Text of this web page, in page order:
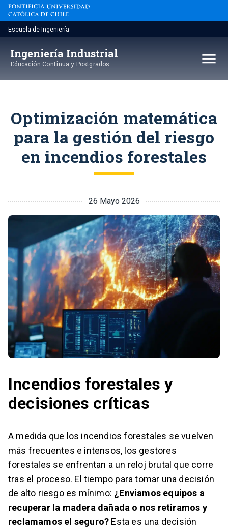
Saltar
contenido
Escuela de Ingeniería
Ingeniería Industrial
Educación Continua y Postgrados menu
Optimización matemática
para la gestión del riesgo
en incendios forestales
26 Mayo 2026
Incendios forestales y
decisiones críticas
A medida que los incendios forestales se vuelven
más frecuentes e intensos, los gestores
forestales se enfrentan a un reloj brutal que corre
tras el proceso. El tiempo para tomar una decisión
de alto riesgo es mínimo: ¿Enviamos equipos a
recuperar la madera dañada o nos retiramos y
reclamamos el seguro? Esta es una decisión